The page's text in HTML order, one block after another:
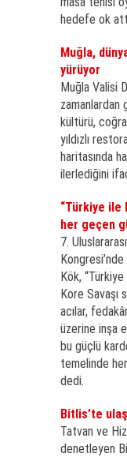
hedefe ok
Muğla,
yürüyor
Muğla Valisi
zamanlardan
kültürü,
yıldızlı
haritasında
ilerlediğini
“Türkiye ile
her geçen
7.
Kök,
Kore Savaşı
acılar,
üzerine inşa
bu güçlü
temelinde
dedi.
Bitlis’te
Tatvan ve
denetleyen